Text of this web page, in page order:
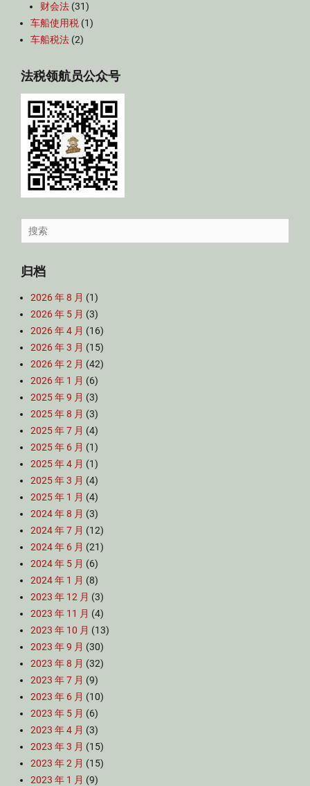
财会法 (31)
车船使用税 (1)
车船税法 (2)
法税领航员公众号
Search
for:
归档
2026 年 8 月 (1)
2026 年 5 月 (3)
2026 年 4 月 (16)
2026 年 3 月 (15)
2026 年 2 月 (42)
2026 年 1 月 (6)
2025 年 9 月 (3)
2025 年 8 月 (3)
2025 年 7 月 (4)
2025 年 6 月 (1)
2025 年 4 月 (1)
2025 年 3 月 (4)
2025 年 1 月 (4)
2024 年 8 月 (3)
2024 年 7 月 (12)
2024 年 6 月 (21)
2024 年 5 月 (6)
2024 年 1 月 (8)
2023 年 12 月 (3)
2023 年 11 月 (4)
2023 年 10 月 (13)
2023 年 9 月 (30)
2023 年 8 月 (32)
2023 年 7 月 (9)
2023 年 6 月 (10)
2023 年 5 月 (6)
2023 年 4 月 (3)
2023 年 3 月 (15)
2023 年 2 月 (15)
2023 年 1 月 (9)